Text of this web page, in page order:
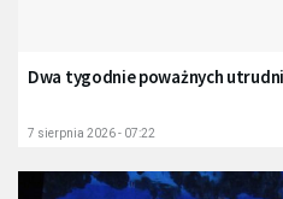
Dwa tygodnie poważnych
7 sierpnia 2026 - 07:22